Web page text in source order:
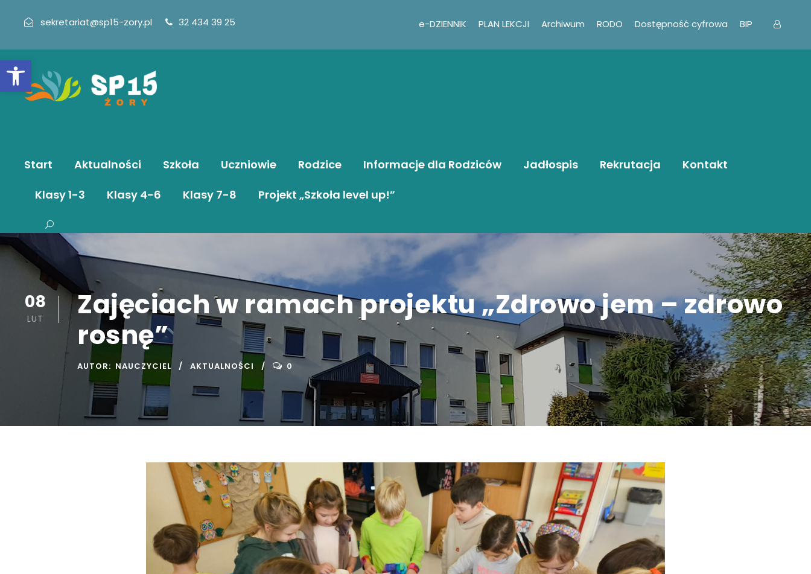
Otwórz pasek narzędzi
sekretariat@sp15-zory.pl 32 434 39 25 e-DZIENNIK PLAN LEKCJI Archiwum RODO Dostępność cyfrowa BIP
Start Aktualności Szkoła Uczniowie Rodzice Informacje dla Rodziców Jadłospis Rekrutacja
Kontakt
Klasy 1-3
Klasy 4-6 Klasy 7-8 Projekt „Szkoła level up!”
08
LUT
Zajęciach w ramach projektu „Zdrowo jem – zdrowo
rosnę”
AUTOR: NAUCZYCIEL AKTUALNOŚCI 0